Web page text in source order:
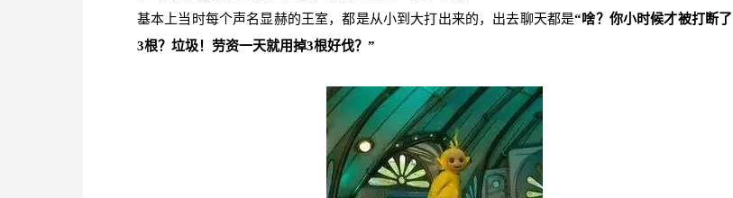
基本上当时每个声名显赫的王室，都是从小到大打出来的，出去聊天都是“啥？你小时候才被打断了
3根？垃圾！劳资一天就用掉3根好伐？”